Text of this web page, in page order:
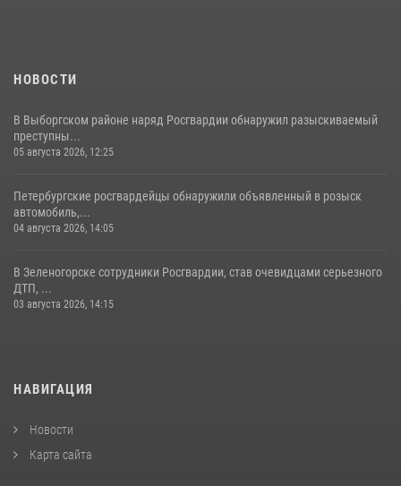
НОВОСТИ
В Выборгском районе наряд Росгвардии обнаружил разыскиваемый
преступны...
05 августа 2026, 12:25
Петербургские росгвардейцы обнаружили объявленный в розыск
автомобиль,...
04 августа 2026, 14:05
В Зеленогорске сотрудники Росгвардии, став очевидцами серьезного
ДТП, ...
03 августа 2026, 14:15
НАВИГАЦИЯ
Новости
Карта сайта